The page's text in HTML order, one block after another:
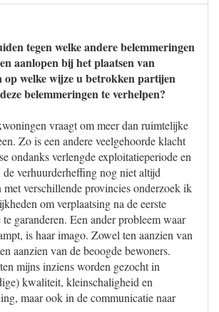
tegen welke andere belemmeringen
aanlopen bij het plaatsen van
op welke wijze u betrokken partijen
belemmeringen te verhelpen?
vraagt om meer dan ruimtelijke
Zo is een andere veelgehoorde klacht
ondanks verlengde exploitatieperiode en
verhuurderheffing nog niet altijd
verschillende provincies onderzoek ik
om verplaatsing na de eerste
garanderen. Een ander probleem waar
is haar imago. Zowel ten aanzien van
aanzien van de beoogde bewoners.
mijns inziens worden gezocht in
kwaliteit, kleinschaligheid en
maar ook in de communicatie naar